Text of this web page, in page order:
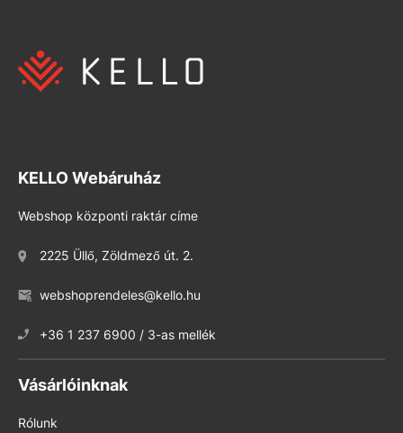
KELLO Webáruház
Webshop központi raktár címe
2225 Üllő, Zöldmező út. 2.
webshoprendeles@kello.hu
+36 1 237 6900 / 3-as mellék
Vásárlóinknak
Rólunk